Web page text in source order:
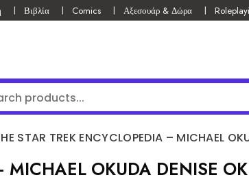
Βιβλία Comics Αξεσουάρ & Δώρα
STAR TREK ENCYCLOPEDIA – MICHAEL
MICHAEL OKUDA DENISE